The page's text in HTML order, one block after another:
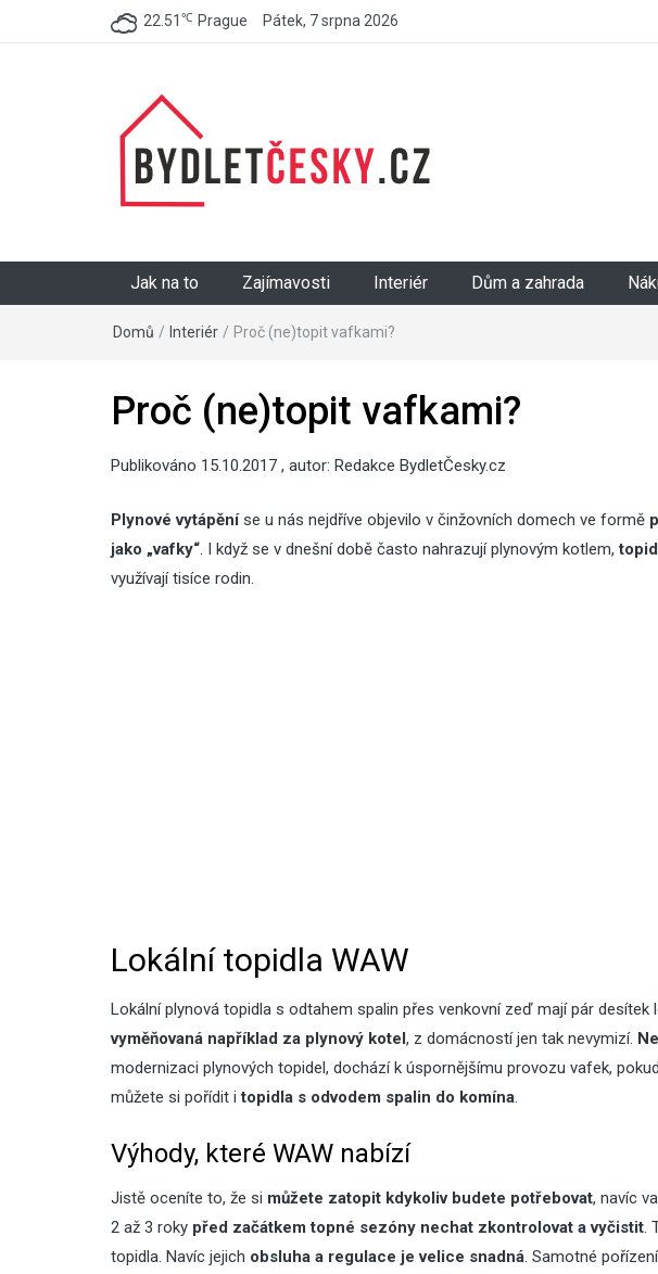
22.51 ℃ Prague Pátek, 7 srpna 2026
Jak na to Zajímavosti Interiér Dům a zahrada
Domů / Interiér / Proč (ne)topit vafkami?
Proč (ne)topit vafkami?
Publikováno 15.10.2017 , autor: Redakce BydletČesky.cz
Plynové vytápěníse u nás nejdříve objevilo v činžovních domech ve formě
jako „vafky“ . I když se v dnešní době často nahrazují plynovým kotlem,
využívají tisíce rodin.
Lokální topidla WAW
Lokální plynová topidla s odtahem spalin přes venkovní zeď mají pár desítek
vyměňovaná například za plynový kotel, z domácností jen tak nevymizí.
modernizaci plynových topidel, dochází k úspornějšímu provozu vafek,
můžete si pořídit i topidla s odvodem spalin do komína
Výhody, které WAW nabízí
Jistě oceníte to, že si můžete zatopit kdykoliv budete potřebovat, navíc
2 až 3 roky před začátkem topné sezóny nechat zkontrolovat a vyčistit
topidla. Navíc jejich obsluha a regulace je velice snadná . Samotné